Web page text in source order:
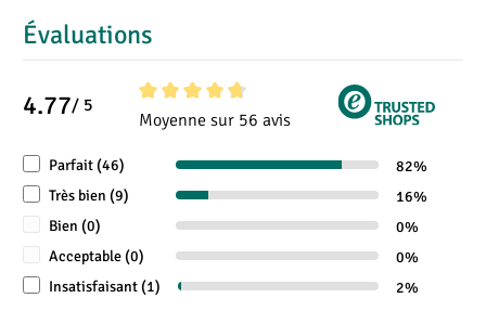
Volume de chargement (m ) 8
9,5
Capacité de charge (Toit) (kg)
150
Évaluations
4.77/ 5
Note moyenne de 4.7 sur 5 étoiles
Moyenne sur 56 avis
Parfait (46)
82%
Très bien (9)
16%
Bien (0)
0%
Acceptable (0)
0%
Insatisfaisant (1)
2%